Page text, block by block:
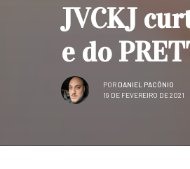
JVCKJ
e do
POR DANIEL PACÔNIO
19 DE FEVEREIRO DE 2021